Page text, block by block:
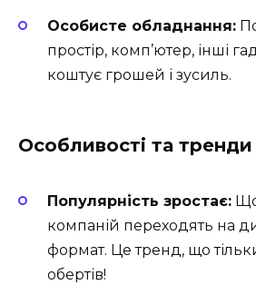
Особисте обладнання:
простір, комп’ютер, інші
коштує грошей і зусиль.
Особливості та тренди
Популярність зростає:
компаній переходять на
формат. Це тренд, що
обертів!